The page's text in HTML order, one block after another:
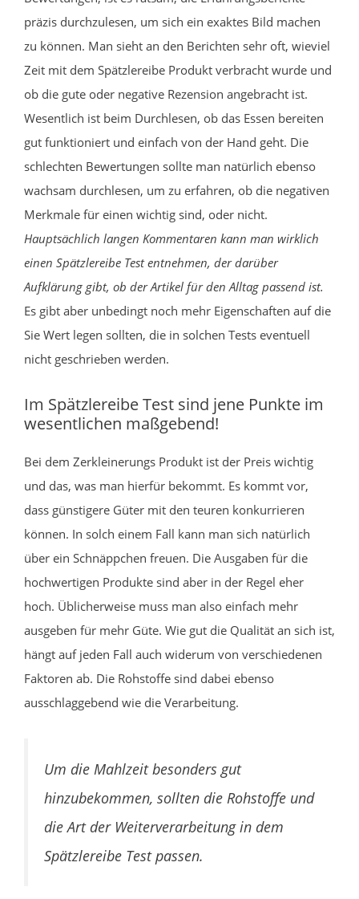
präzis durchzulesen, um sich ein exaktes Bild machen
zu können. Man sieht an den Berichten sehr oft, wieviel
Zeit mit dem Spätzlereibe Produkt verbracht wurde und
ob die gute oder negative Rezension angebracht ist.
Wesentlich ist beim Durchlesen, ob das Essen bereiten
gut funktioniert und einfach von der Hand geht. Die
schlechten Bewertungen sollte man natürlich ebenso
wachsam durchlesen, um zu erfahren, ob die negativen
Merkmale für einen wichtig sind, oder nicht.
Hauptsächlich langen Kommentaren kann man wirklich
einen Spätzlereibe Test entnehmen, der darüber
Aufklärung gibt, ob der Artikel für den Alltag passend ist.
Es gibt aber unbedingt noch mehr Eigenschaften auf die
Sie Wert legen sollten, die in solchen Tests eventuell
nicht geschrieben werden.
Im Spätzlereibe Test sind jene Punkte im
wesentlichen maßgebend!
Bei dem Zerkleinerungs Produkt ist der Preis wichtig
und das, was man hierfür bekommt. Es kommt vor,
dass günstigere Güter mit den teuren konkurrieren
können. In solch einem Fall kann man sich natürlich
über ein Schnäppchen freuen. Die Ausgaben für die
hochwertigen Produkte sind aber in der Regel eher
hoch. Üblicherweise muss man also einfach mehr
ausgeben für mehr Güte. Wie gut die Qualität an sich ist,
hängt auf jeden Fall auch widerum von verschiedenen
Faktoren ab. Die Rohstoffe sind dabei ebenso
ausschlaggebend wie die Verarbeitung.
Um die Mahlzeit besonders gut
hinzubekommen, sollten die Rohstoffe und
die Art der Weiterverarbeitung in dem
Spätzlereibe Test passen.